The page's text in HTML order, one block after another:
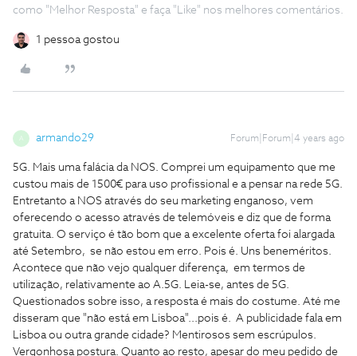
como "Melhor Resposta" e faça "Like" nos melhores comentários.
1 pessoa gostou
A armando29 Forum|Forum|4 years ago
5G. Mais uma falácia da NOS. Comprei um equipamento que me
custou mais de 1500€ para uso profissional e a pensar na rede 5G.
Entretanto a NOS através do seu marketing enganoso, vem
oferecendo o acesso através de telemóveis e diz que de forma
gratuita. O serviço é tão bom que a excelente oferta foi alargada
até Setembro, se não estou em erro. Pois é. Uns beneméritos.
Acontece que não vejo qualquer diferença, em termos de
utilização, relativamente ao A.5G. Leia-se, antes de 5G.
Questionados sobre isso, a resposta é mais do costume. Até me
disseram que "não está em Lisboa"...pois é. A publicidade fala em
Lisboa ou outra grande cidade? Mentirosos sem escrúpulos.
Vergonhosa postura. Quanto ao resto, apesar do meu pedido de